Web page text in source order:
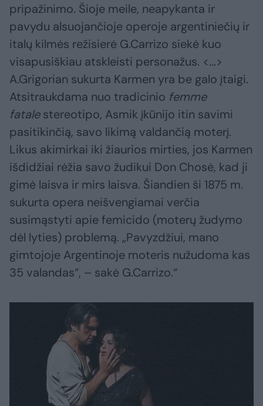
pripažinimo. Šioje meile, neapykanta ir
pavydu alsuojančioje operoje argentiniečių ir
italų kilmės režisierė G.Carrizo siekė kuo
visapusiškiau atskleisti personažus. <...>
A.Grigorian sukurta Karmen yra be galo įtaigi.
Atsitraukdama nuo tradicinio femme
fatalestereotipo, Asmik įkūnijo itin savimi
pasitikinčią, savo likimą valdančią moterį.
Likus akimirkai iki žiaurios mirties, jos Karmen
išdidžiai rėžia savo žudikui Don Chosė, kad ji
gimė laisva ir mirs laisva. Šiandien ši 1875 m.
sukurta opera neišvengiamai verčia
susimąstyti apie femicido (moterų žudymo
dėl lyties) problemą. „Pavyzdžiui, mano
gimtojoje Argentinoje moteris nužudoma kas
35 valandas“, – sakė G.Carrizo.“